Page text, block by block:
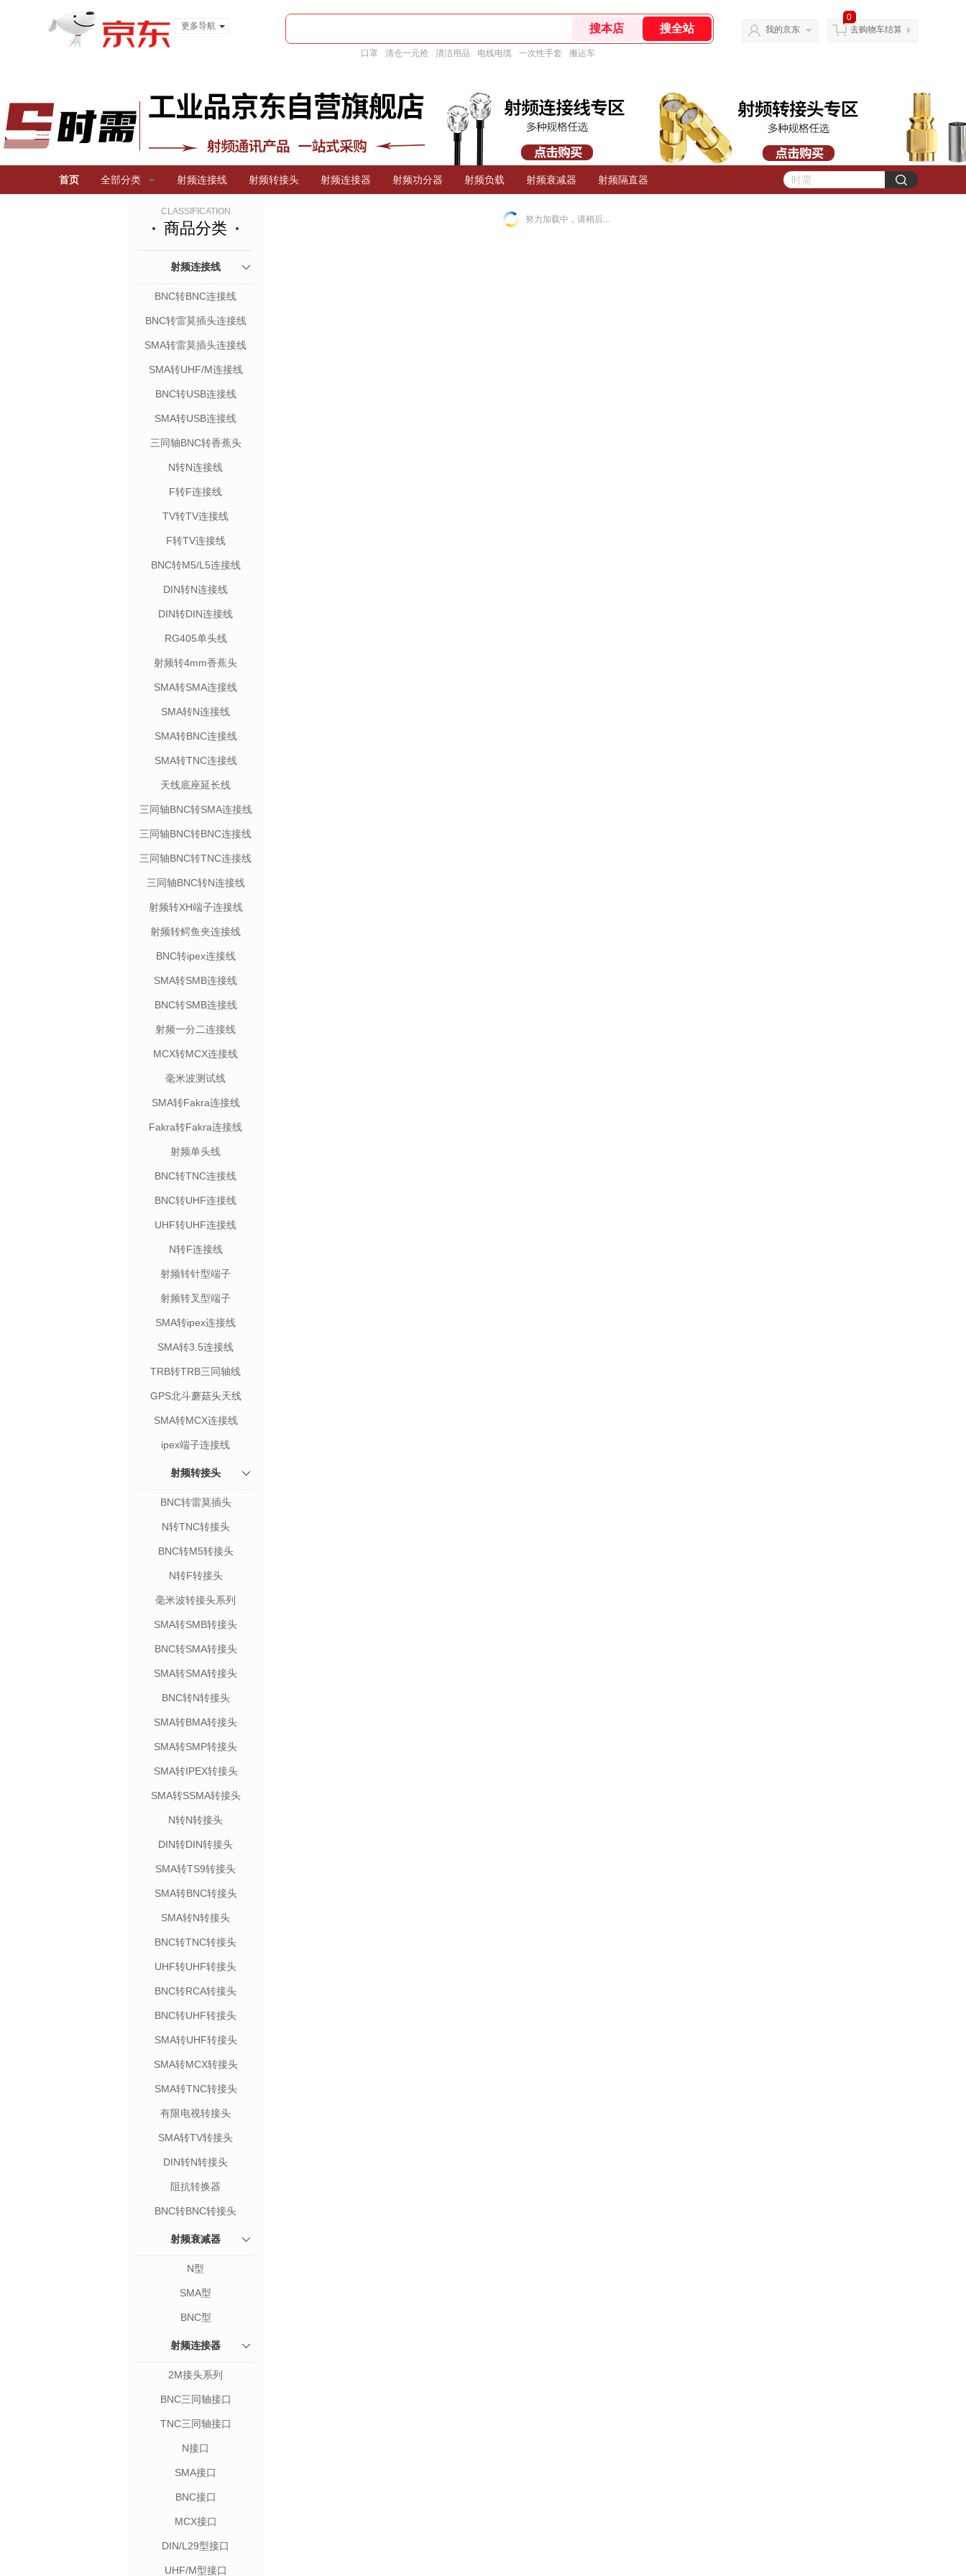
更多导航
口罩 清仓一元抢 清洁用品 电线电缆 一次性手套 搬运车
我的京东
0
去购物车结算
首页 全部分类 射频连接线 射频转接头 射频连接器 射频功分器 射频负载 射频衰减器 射频隔直器
CLASSIFICATION
商品分类
射频连接线
BNC转BNC连接线
BNC转雷莫插头连接线
SMA转雷莫插头连接线
SMA转UHF/M连接线
BNC转USB连接线
SMA转USB连接线
三同轴BNC转香蕉头
N转N连接线
F转F连接线
TV转TV连接线
F转TV连接线
BNC转M5/L5连接线
DIN转N连接线
DIN转DIN连接线
RG405单头线
射频转4mm香蕉头
SMA转SMA连接线
SMA转N连接线
SMA转BNC连接线
SMA转TNC连接线
天线底座延长线
三同轴BNC转SMA连接线
三同轴BNC转BNC连接线
三同轴BNC转TNC连接线
三同轴BNC转N连接线
射频转XH端子连接线
射频转鳄鱼夹连接线
BNC转ipex连接线
SMA转SMB连接线
BNC转SMB连接线
射频一分二连接线
MCX转MCX连接线
毫米波测试线
SMA转Fakra连接线
Fakra转Fakra连接线
射频单头线
BNC转TNC连接线
BNC转UHF连接线
UHF转UHF连接线
N转F连接线
射频转针型端子
射频转叉型端子
SMA转ipex连接线
SMA转3.5连接线
TRB转TRB三同轴线
GPS北斗蘑菇头天线
SMA转MCX连接线
ipex端子连接线
射频转接头
BNC转雷莫插头
N转TNC转接头
BNC转M5转接头
N转F转接头
毫米波转接头系列
SMA转SMB转接头
BNC转SMA转接头
SMA转SMA转接头
BNC转N转接头
SMA转BMA转接头
SMA转SMP转接头
SMA转IPEX转接头
SMA转SSMA转接头
N转N转接头
DIN转DIN转接头
SMA转TS9转接头
SMA转BNC转接头
SMA转N转接头
BNC转TNC转接头
UHF转UHF转接头
BNC转RCA转接头
BNC转UHF转接头
SMA转UHF转接头
SMA转MCX转接头
SMA转TNC转接头
有限电视转接头
SMA转TV转接头
DIN转N转接头
阻抗转换器
BNC转BNC转接头
射频衰减器
N型
SMA型
BNC型
射频连接器
2M接头系列
BNC三同轴接口
TNC三同轴接口
N接口
SMA接口
BNC接口
MCX接口
DIN/L29型接口
UHF/M型接口
努力加载中，请稍后...